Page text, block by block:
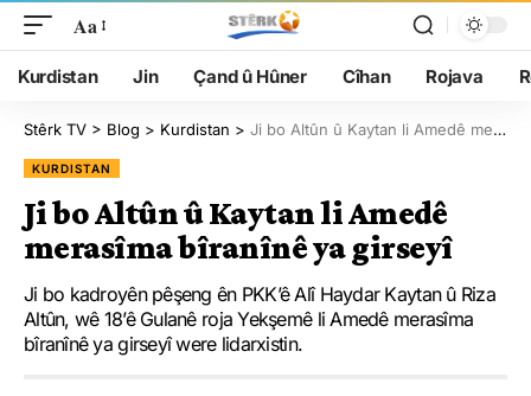
Aa
Kurdistan Jin Çand û Hûner Cîhan Rojava
Stêrk TV > Blog > Kurdistan > Ji bo Altûn û Kaytan li Amedê merasîma bîranînê ya girseyî
KURDISTAN
Ji bo Altûn û Kaytan li Amedê
merasîma bîranînê ya girseyî
Ji bo kadroyên pêşeng ên PKK’ê Alî Haydar Kaytan û Riza
Altûn, wê 18’ê Gulanê roja Yekşemê li Amedê merasîma
bîranînê ya girseyî were lidarxistin.